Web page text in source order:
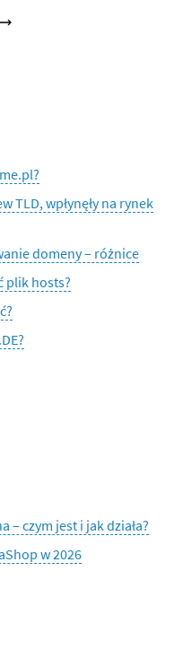
TLD, wpłynęły na rynek
domeny – różnice
plik hosts?
– czym jest i jak działa?
w 2026